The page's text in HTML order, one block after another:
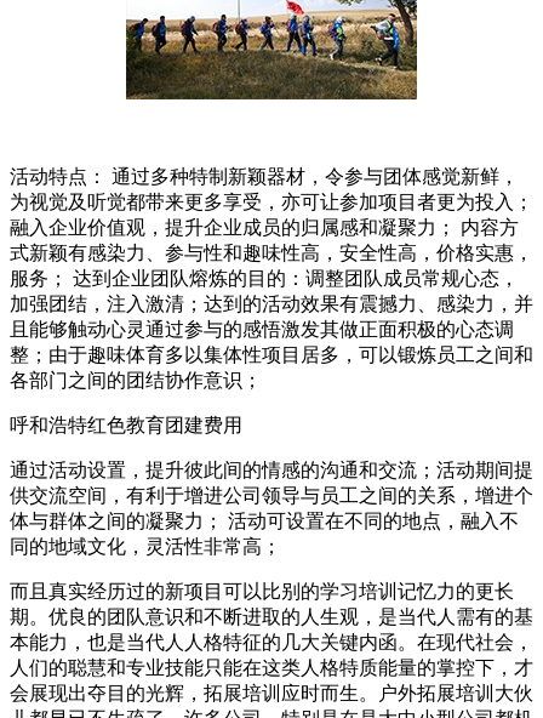
活动特点： 通过多种特制新颖器材，令参与团体感觉新鲜，
为视觉及听觉都带来更多享受，亦可让参加项目者更为投入；
融入企业价值观，提升企业成员的归属感和凝聚力； 内容方
式新颖有感染力、参与性和趣味性高，安全性高，价格实惠，
服务； 达到企业团队熔炼的目的：调整团队成员常规心态，
加强团结，注入激清；达到的活动效果有震撼力、感染力，并
且能够触动心灵通过参与的感悟激发其做正面积极的心态调
整；由于趣味体育多以集体性项目居多，可以锻炼员工之间和
各部门之间的团结协作意识；
呼和浩特红色教育团建费用
通过活动设置，提升彼此间的情感的沟通和交流；活动期间提
供交流空间，有利于增进公司领导与员工之间的关系，增进个
体与群体之间的凝聚力； 活动可设置在不同的地点，融入不
同的地域文化，灵活性非常高；
而且真实经历过的新项目可以比别的学习培训记忆力的更长
期。优良的团队意识和不断进取的人生观，是当代人需有的基
本能力，也是当代人人格特征的几大关键内函。在现代社会，
人们的聪慧和专业技能只能在这类人格特质能量的掌控下，才
会展现出夺目的光辉，拓展培训应时而生。户外拓展培训大伙